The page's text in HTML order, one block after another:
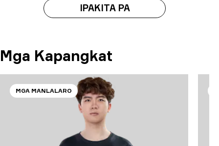
IPAKITA PA
Mga Kapangkat
MGA MANLALARO